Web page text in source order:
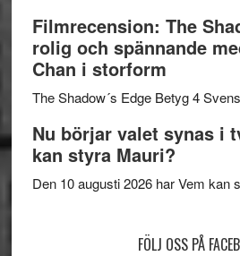
Filmrecension: The
rolig och spännande
Chan i storform
The Shadow´s Edge Betyg 4
Nu börjar valet synas i
kan styra Mauri?
Den 10 augusti 2026 har Vem kan
FÖLJ OSS PÅ